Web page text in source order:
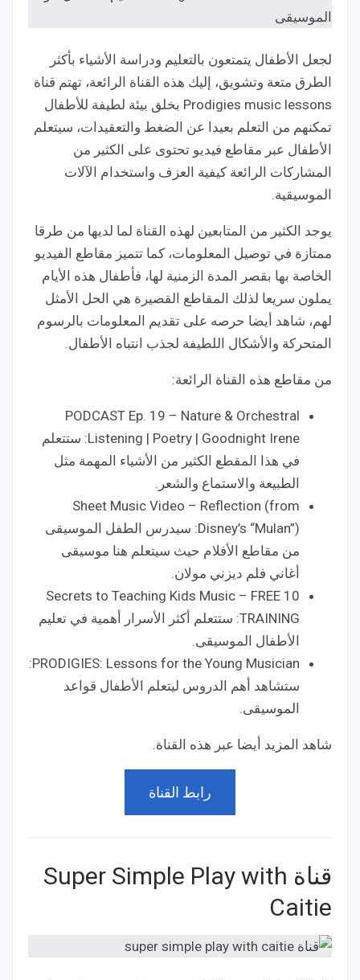
لجعل الأطفال يتمتعون بالتعليم ودراسة الأشياء بأكثر
الطرق متعة وتشويق، إليك هذه القناة الرائعة، تهتم قناة
Prodigies music lessons بخلق بيئة لطيفة للأطفال
تمكنهم من التعلم بعيدا عن الضغط والتعقيدات، سيتعلم
الأطفال عبر مقاطع فيديو تحتوى على الكثير من
المشاركات الرائعة كيفية العزف واستخدام الآلات
الموسيقية.
يوجد الكثير من المتابعين لهذه القناة لما لديها من طرقا
ممتازة في توصيل المعلومات، كما تتميز مقاطع الفيديو
الخاصة بها بقصر المدة الزمنية لها، فأطفال هذه الأيام
يملون سريعا لذلك المقاطع القصيرة هي الحل الأمثل
لهم، شاهد أيضا حرصه على تقديم المعلومات بالرسوم
المتحركة والأشكال اللطيفة لجذب انتباه الأطفال.
من مقاطع هذه القناة الرائعة:
PODCAST Ep. 19 – Nature & Orchestral
Listening | Poetry | Goodnight Irene: ستتعلم
في هذا المقطع الكثير من الأشياء المهمة مثل
الطبيعة والاستماع والشعر.
Sheet Music Video – Reflection (from
Disney’s “Mulan”): سيدرس الطفل الموسيقى
من مقاطع الأفلام حيث سيتعلم هنا موسيقى
أغاني فلم ديزني مولان.
10 Secrets to Teaching Kids Music – FREE
TRAINING: ستتعلم أكثر الأسرار أهمية في تعليم
الأطفال الموسيقى.
PRODIGIES: Lessons for the Young Musician:
ستشاهد أهم الدروس ليتعلم الأطفال قواعد
الموسيقى.
شاهد المزيد أيضا عبر هذه القناة.
رابط القناة
قناة Super Simple Play with
Caitie